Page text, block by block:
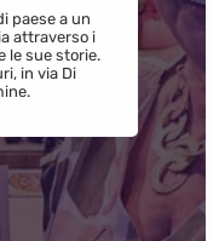
paese a un
attraverso i
le sue storie.
in via Di